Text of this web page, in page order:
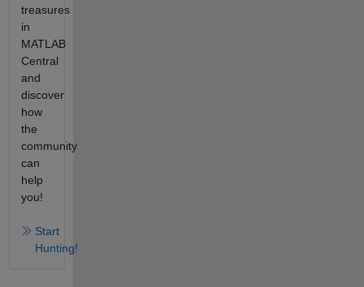
treasures
in
MATLAB
Central
and
discover
how
the
community
can
help
you!
Start
Hunting!